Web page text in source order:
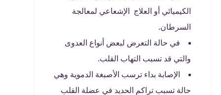
الكيميائي أو العلاج الإشعاعي لمعالجة
السرطان.
في حالة التعرض لبعض أنواع العدوى
والتي قد تسبب التهاب القلب.
الإصابة بداء ترسب الأصبغة الدموية وهي
حالة تسبب تراكم الحديد في عضلة القلب